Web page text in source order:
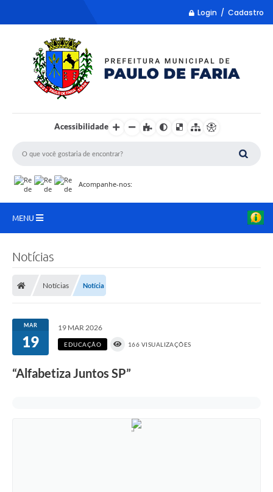
Login / Cadastro
Acessibilidade
Acompanhe-nos:
MENU
DOAÇÃO SOLIDARIA - FMDCA / FMDI
Turismo
Notícias
Notícias Notícia
MAR
19
19 MAR 2026
EDUCAÇÃO 166 VISUALIZAÇÕES
“Alfabetiza Juntos SP”